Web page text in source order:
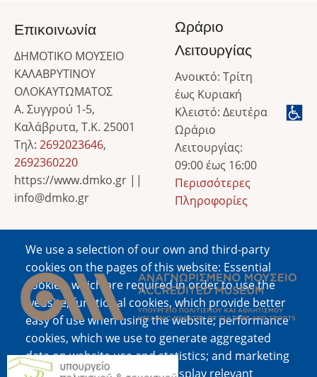
We use a selection of our own and third-party
cookies on the pages of this website: Essential
cookies, which are required in order to use the
website; functional cookies, which provide better
easy of use when using the website; performance
cookies, which we use to generate aggregated
data on website use and statistics; and marketing
cookies, which are used to display relevant
Επικοινωνία
ΔΗΜΟΤΙΚΟ ΜΟΥΣΕΙΟ
ΚΑΛΑΒΡΥΤΙΝΟΥ
ΟΛΟΚΑΥΤΩΜΑΤΟΣ
Α. Συγγρού 1-5,
Καλάβρυτα, Τ.Κ. 25001
Τηλ: 2692023646,
2692360220
https://www.dmko.gr ||
info@dmko.gr
Ωράριο
Λειτουργίας
Ανοικτό: Τρίτη
έως Κυριακή
Κλειστό: Δευτέρα
Ωράριο
Λειτουργίας:
09:00 έως 16:00
Περισσότερες
Πληροφορίες
Image
Image